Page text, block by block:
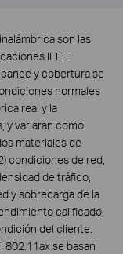
son las
IEEE
y cobertura se
normales
real y la
y variarán como
materiales de
condiciones de red,
de tráfico,
y sobrecarga de la
calificado,
del cliente.
802.11ax se basan